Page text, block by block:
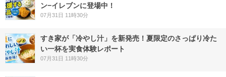
ン−イレブンに登場中！
07月31日 11時30分
すき家が「冷やし汁」を新発売！夏限定のさっぱり冷た
い一杯を実食体験レポート
07月31日 11時30分